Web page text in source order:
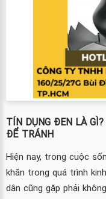
TÍN DỤNG ĐEN LÀ
ĐỂ TRÁNH
Hiện nay, trong cuộc
khăn trong quá trình
dân cũng gặp phải